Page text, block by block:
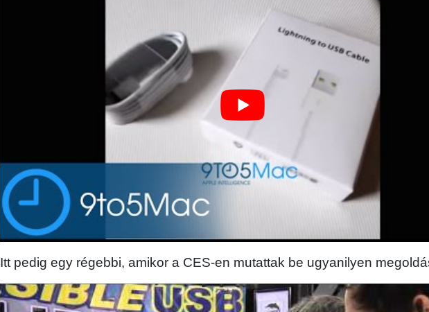
Itt pedig egy régebbi, amikor a CES-en mutattak be ugyanilyen